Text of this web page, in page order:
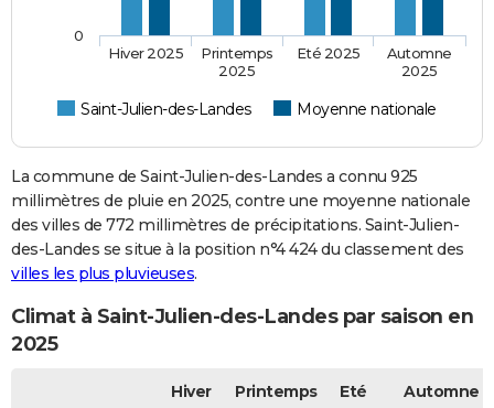
Saint-Julien-des-Landes Moyenne nationale
Hiver 2025
Printemps
2025
Eté 2025
Automne
2025
0
La commune de Saint-Julien-des-Landes a connu 925
millimètres de pluie en 2025, contre une moyenne nationale
des villes de 772 millimètres de précipitations. Saint-Julien-
des-Landes se situe à la position n°4 424 du classement des
villes les plus pluvieuses.
Climat à Saint-Julien-des-Landes par saison en
2025
Hiver Printemps Eté Automne